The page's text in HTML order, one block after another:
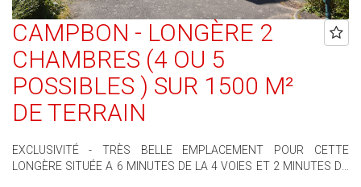
CAMPBON - LONGÈRE 2
CHAMBRES (4 OU 5
POSSIBLES ) SUR 1500 M²
DE TERRAIN
EXCLUSIVITÉ - TRÈS BELLE EMPLACEMENT POUR CETTE
LONGÈRE SITUÉE A 6 MINUTES DE LA 4 VOIES ET 2 MINUTES DU